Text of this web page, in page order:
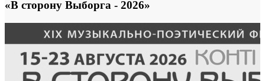
«В сторону Выборга - 2026»